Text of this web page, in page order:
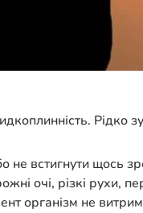
Рідко
встигнути щось
очі, різкі рухи,
організм не